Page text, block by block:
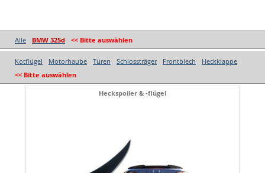
Alle BMW 325d << Bitte auswählen
Kotflügel Motorhaube Türen Schlossträger Frontblech
Heckklappe
<< Bitte auswählen
Heckspoiler & -flügel